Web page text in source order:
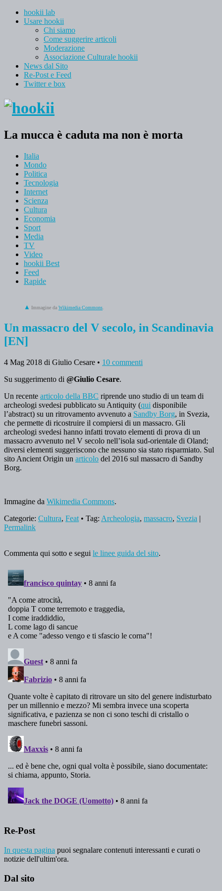
hookii lab
Usare hookii
Chi siamo
Come suggerire articoli
Moderazione
Associazione Culturale hookii
News dal Sito
Re-Post e Feed
Twitter e box
La mucca è caduta ma non è morta
Italia
Mondo
Politica
Tecnologia
Internet
Scienza
Cultura
Economia
Sport
Media
TV
Video
hookii Best
Feed
Rapide
Immagine da Wikimedia Commons
Un massacro del V secolo, in Scandinavia
[EN]
4 Mag 2018 di Giulio Cesare • 10 commenti
Su suggerimento di @Giulio Cesare.
Un recente articolo della BBC riprende uno studio di un team di
archeologi svedesi pubblicato su Antiquity (qui disponibile
l’abstract) su un ritrovamento avvenuto a Sandby Borg, in Svezia,
che permette di ricostruire il compiersi di un massacro. Gli
archeologi svedesi hanno infatti trovato elementi di prova di un
massacro avvenuto nel V secolo nell’isola sud-orientale di Oland;
diversi elementi suggeriscono che nessuno sia stato risparmiato. Sul
sito Ancient Origin un articolo del 2016 sul massacro di Sandby
Borg.
Immagine da Wikimedia Commons.
Categorie: Cultura, Feat • Tag: Archeologia, massacro, Svezia |
Permalink
Commenta qui sotto e segui le linee guida del sito.
Re-Post
In questa pagina puoi segnalare contenuti interessanti e curati o
notizie dell'ultim'ora.
Dal sito